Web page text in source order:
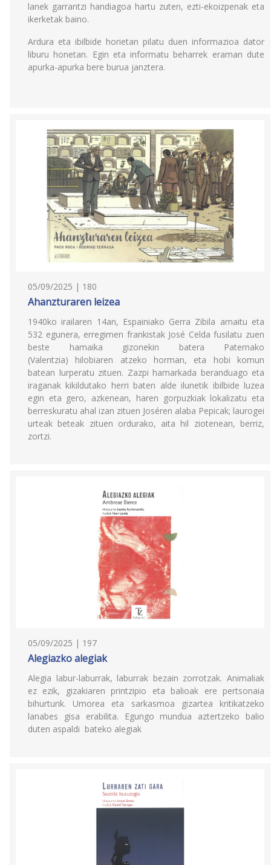
lanek garrantzi handiagoa hartu zuten, ezti-ekoizpenak eta
ikerketak baino.
Ardura eta ibilbide horietan pilatu duen informazioa dator
liburu honetan. Egin eta informatu beharrek eraman dute
apurka-apurka bere burua janztera.
05/09/2025 | 180
Ahanzturaren leizea
1940ko irailaren 14an, Espainiako Gerra Zibila amaitu eta
532 egunera, erregimen frankistak José Celda fusilatu zuen
beste hamaika gizonekin batera Paternako
(Valentzia) hilobiaren atzeko horman, eta hobi komun
batean lurperatu zituen. Zazpi hamarkada beranduago eta
iraganak kikildutako herri baten alde ilunetik ibilbide luzea
egin eta gero, azkenean, haren gorpuzkiak lokalizatu eta
berreskuratu ahal izan zituen Joséren alaba Pepicak; laurogei
urteak beteak zituen ordurako, aita hil ziotenean, berriz,
zortzi.
05/09/2025 | 197
Alegiazko alegiak
Alegia labur-laburrak, laburrak bezain zorrotzak. Animaliak
ez ezik, gizakiaren printzipio eta balioak ere pertsonaia
bihurturik. Umorea eta sarkasmoa gizartea kritikatzeko
lanabes gisa erabilita. Egungo mundua aztertzeko balio
duten aspaldi bateko alegiak